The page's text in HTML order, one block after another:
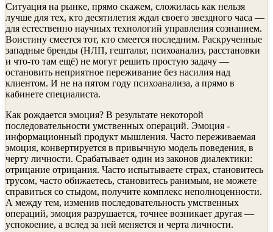
Ситуация на рынке, прямо скажем, сложилась как нельзя
лучше для тех, кто десятилетия ждал своего звездного часа —
для естественно научных технологий управления сознанием.
Воистину смеется тот, кто смеется последним. Раскрученные
западные бренды (НЛП, гештальт, психоанализ, расстановки
и что-то там ещё) не могут решить простую задачу —
остановить неприятное переживание без насилия над
клиентом. И не на пятом году психоанализа, а прямо в
кабинете специалиста.
Как рождается эмоция? В результате некоторой
последовательности умственных операций. Эмоция -
информационный продукт мышления. Часто переживаемая
эмоция, конвертируется в привычную модель поведения, в
черту личности. Срабатывает один из законов диалектики:
отрицание отрицания. Часто испытываете страх, становитесь
трусом, часто обижаетесь, становитесь ранимым, не можете
справиться со стыдом, получите комплекс неполноценности.
А между тем, изменив последовательность умственных
операций, эмоция разрушается, точнее возникает другая —
успокоение, а вслед за ней меняется и черта личности.